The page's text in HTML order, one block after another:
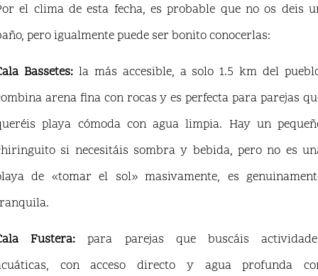
el clima de esta fecha, es probable que no os deis
pero igualmente puede ser bonito conocerlas:
Bassetes:la más accesible, a solo 1.5 km del
arena fina con rocas y es perfecta para parejas
playa cómoda con agua limpia. Hay un
si necesitáis sombra y bebida, pero no es
de «tomar el sol» masivamente, es
Fustera: para parejas que buscáis
con acceso directo y agua profunda